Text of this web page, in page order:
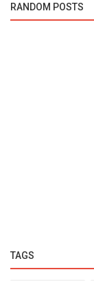
RANDOM POSTS
TAGS